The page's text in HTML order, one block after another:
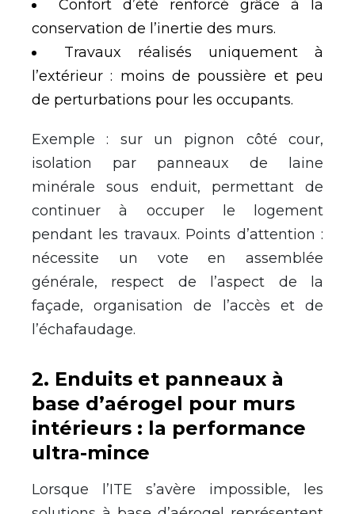
Confort d’été renforcé grâce à la
conservation de l’inertie des murs.
Travaux réalisés uniquement à
l’extérieur : moins de poussière et peu
de perturbations pour les occupants.
Exemple : sur un pignon côté cour,
isolation par panneaux de laine
minérale sous enduit, permettant de
continuer à occuper le logement
pendant les travaux. Points d’attention :
nécessite un vote en assemblée
générale, respect de l’aspect de la
façade, organisation de l’accès et de
l’échafaudage.
2. Enduits et panneaux à
base d’aérogel pour murs
intérieurs : la performance
ultra-mince
Lorsque l’ITE s’avère impossible, les